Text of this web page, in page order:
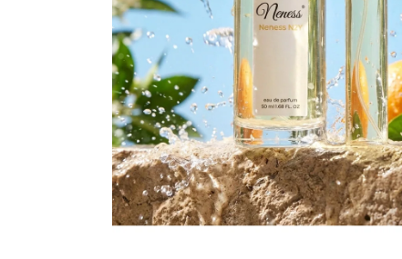
SOL DE VERANO SWEET APPLE BODY
MIST
9,50 €
Pôvodne: